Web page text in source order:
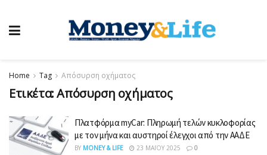
Home Tag Απόσυρση οχήματος
Ετικέτα:Απόσυρση οχήματος
Πλατφόρμα myCar: Πληρωμή τελών κυκλοφορίας
με τον μήνα και αυστηροί έλεγχοι από την ΑΑΔΕ
BY MONEY & LIFE 23 ΜΑΪ́ΟΥ 2025 0